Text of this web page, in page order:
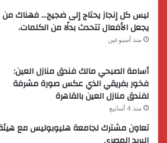
ليس كل إنجاز يحتاج إلى ضجيج… فهناك من
يجعل الأفعال تتحدث بدلًا من الكلمات.
منذ أسبوعين
أسامة الصبحي مالك فندق منازل العين:
فخور بفريقي الذي عكس صورة مشرفة
لفندق منازل العين بالقاهرة
منذ 4 أسابيع
تعاون مشترك لجامعة هليوبوليس مع